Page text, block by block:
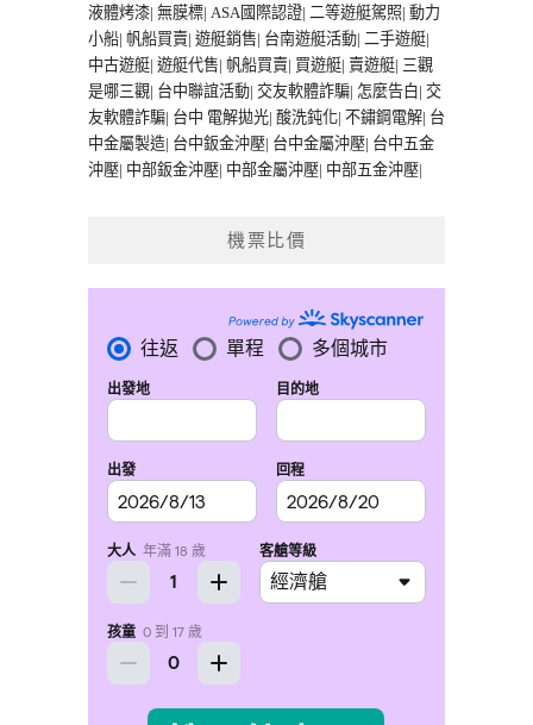
液體烤漆| 無膜標| ASA國際認證| 二等遊艇駕照| 動力
小船| 帆船買賣| 遊艇銷售| 台南遊艇活動| 二手遊艇|
中古遊艇| 遊艇代售| 帆船買賣| 買遊艇| 賣遊艇| 三觀
是哪三觀| 台中聯誼活動| 交友軟體詐騙| 怎麼告白| 交
友軟體詐騙| 台中 電解拋光| 酸洗鈍化| 不鏽鋼電解| 台
中金屬製造| 台中鈑金沖壓| 台中金屬沖壓| 台中五金
沖壓| 中部鈑金沖壓| 中部金屬沖壓| 中部五金沖壓|
機票比價